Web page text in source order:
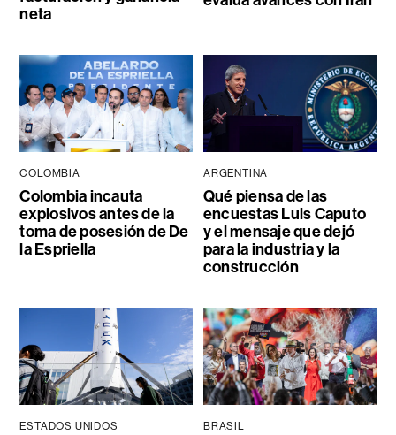
neta
COLOMBIA
Colombia incauta
explosivos antes de la
toma de posesión de De
la Espriella
ARGENTINA
Qué piensa de las
encuestas Luis Caputo
y el mensaje que dejó
para la industria y la
construcción
ESTADOS UNIDOS BRASIL